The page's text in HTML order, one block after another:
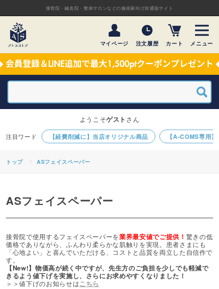
接骨院・鍼灸院・整体サロンなどの施術家向け卸通販サイト
マイページ 注文履歴 カート メニュー
【経費削減に】当店オリジナル商品 【A-COMS専用
ようこそゲスト さん
トップ ASフェイスペーパー
ASフェイスペーパー
接骨院で使用するフェイスペーパーを業界最安値でご提供！ 驚きの低
価格でありながら、ふんわり柔らかな肌触りを実現。患者さまにも
「心地よい」と喜んでいただける、コストと品質を両立した自信作で
す。
【New!】物価高が続く中ですが、先生方のご負担を少しでも軽減で
きるよう値下げを実施し、さらにお求めやすくなりました！
＞＞値下げのお知らせはこちら